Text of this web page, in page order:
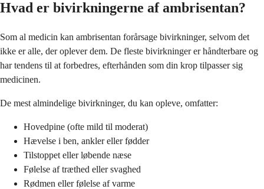
Hvad er bivirkningerne af ambrisentan?
Som al medicin kan ambrisentan forårsage bivirkninger, selvom det
ikke er alle, der oplever dem. De fleste bivirkninger er håndterbare og
har tendens til at forbedres, efterhånden som din krop tilpasser sig
medicinen.
De mest almindelige bivirkninger, du kan opleve, omfatter:
Hovedpine (ofte mild til moderat)
Hævelse i ben, ankler eller fødder
Tilstoppet eller løbende næse
Følelse af træthed eller svaghed
Rødmen eller følelse af varme